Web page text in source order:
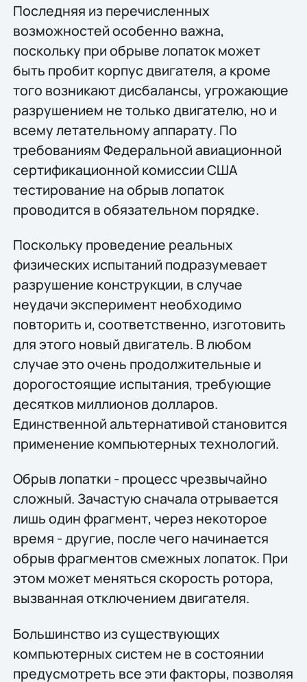
Последняя из перечисленных
возможностей особенно важна,
поскольку при обрыве лопаток может
быть пробит корпус двигателя, а кроме
того возникают дисбалансы, угрожающие
разрушением не только двигателю, но и
всему летательному аппарату. По
требованиям Федеральной авиационной
сертификационной комиссии США
тестирование на обрыв лопаток
проводится в обязательном порядке.
Поскольку проведение реальных
физических испытаний подразумевает
разрушение конструкции, в случае
неудачи эксперимент необходимо
повторить и, соответственно, изготовить
для этого новый двигатель. В любом
случае это очень продолжительные и
дорогостоящие испытания, требующие
десятков миллионов долларов.
Единственной альтернативой становится
применение компьютерных технологий.
Обрыв лопатки - процесс чрезвычайно
сложный. Зачастую сначала отрывается
лишь один фрагмент, через некоторое
время - другие, после чего начинается
обрыв фрагментов смежных лопаток. При
этом может меняться скорость ротора,
вызванная отключением двигателя.
Большинство из существующих
компьютерных систем не в состоянии
предусмотреть все эти факторы, позволяя